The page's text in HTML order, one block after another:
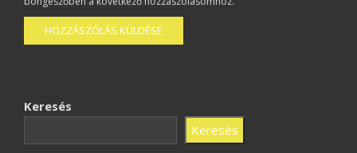
Keresés
Keresés